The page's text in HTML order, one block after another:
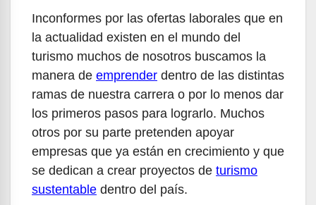
Inconformes por las ofertas laborales que en
la actualidad existen en el mundo del
turismo muchos de nosotros buscamos la
manera de emprender dentro de las distintas
ramas de nuestra carrera o por lo menos dar
los primeros pasos para lograrlo. Muchos
otros por su parte pretenden apoyar
empresas que ya están en crecimiento y que
se dedican a crear proyectos de turismo
sustentable dentro del país.